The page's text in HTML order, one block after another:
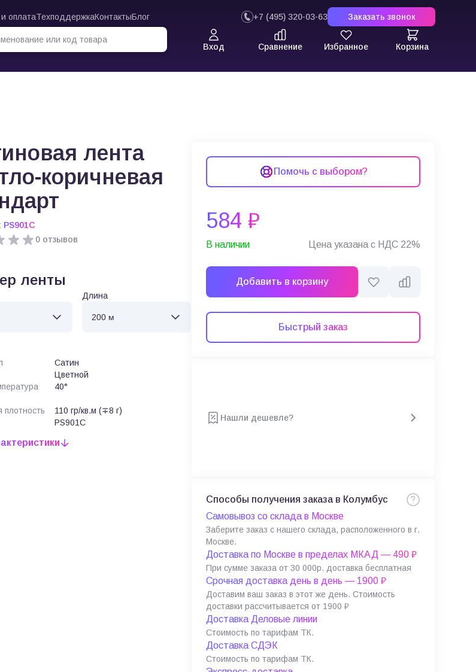
оплатаТехподдержкаКонтактыБлог +7 (495) 320-03-63 Заказать звонок
Вход Сравнение Избранное Корзина
светло-коричневая стандарт
лента
коричневая
PS901C
0 отзывов
ленты
Длина
Сатин
Цветной
40°
плотность
110 гр/кв.м (∓8 г)
PS901C
Помочь с выбором?
584 ₽
В наличии Цена указана с НДС 22%
Добавить в корзину
Быстрый заказ
Нашли дешевле?
Способы получения заказа в Колумбус
Самовывоз со склада в Москве
Заберите заказ с нашего склада, расположенного в г.
Москве.
Доставка по Москве в пределах МКАД — 490 ₽
При сумме заказа от 30 000р. доставка бесплатная
Срочная доставка день в день — 1900 ₽
Доставим ваш заказ в этот же день. Стоимость
доставки рассчитывается от 1900 ₽
Доставка Деловые линии
Стоимость по тарифам ТК.
Доставка СДЭК
Стоимость по тарифам ТК.